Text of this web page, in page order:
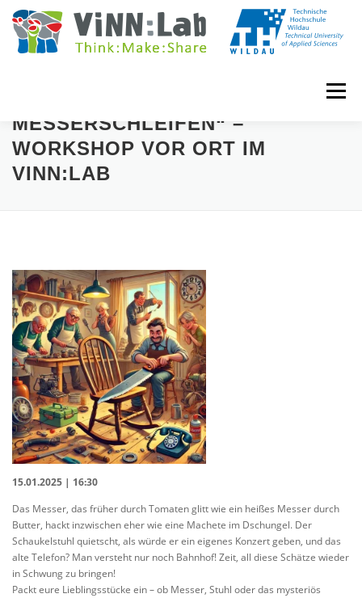
Zum
Inhalt
springen
Menü
VINN:LOG MADE IN VINN:LAB CONTACT
BOOKING IMPRINT
MESSERSCHLEIFEN“ –
WORKSHOP VOR ORT IM
VINN:LAB
15.01.2025 | 16:30
Das Messer, das früher durch Tomaten glitt wie ein heißes Messer durch
Butter, hackt inzwischen eher wie eine Machete im Dschungel. Der
Schaukelstuhl quietscht, als würde er ein eigenes Konzert geben, und das
alte Telefon? Man versteht nur noch Bahnhof! Zeit, all diese Schätze wieder
in Schwung zu bringen!
Packt eure Lieblingsstücke ein – ob Messer, Stuhl oder das mysteriös